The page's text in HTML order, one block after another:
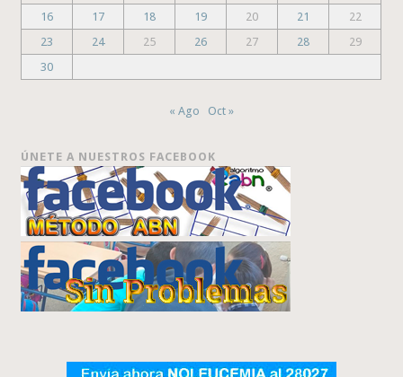
16
17 18 19 20 21
22
23
24 25 26 27 28
29
30
« Ago Oct »
ÚNETE A NUESTROS FACEBOOK